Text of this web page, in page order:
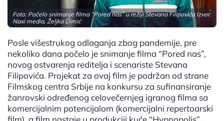
Foto: Počelo snimanje filma “Pored nas” u režiji Stevana Filipovića Izvor:
Naxi media, Željka Dimić
Posle višestrukog odlaganja zbog pandemije, pre
nekoliko dana počelo je snimanje filma “Pored nas”,
novog ostvarenja reditelja i scenariste Stevana
Filipovića. Projekat za ovaj film je podržan od strane
Filmskog centra Srbije na konkursu za sufinansiranje
žanrovski određenog celovečernjeg igranog filma sa
komercijalnim potencijalom (komercijalni repertoarski